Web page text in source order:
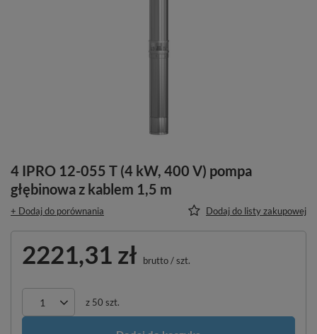
4 IPRO 12-055 T (4 kW, 400 V) pompa
głębinowa z kablem 1,5 m
+ Dodaj do porównania Dodaj do listy zakupowej
2221,31 zł brutto/szt.
z 50 szt.